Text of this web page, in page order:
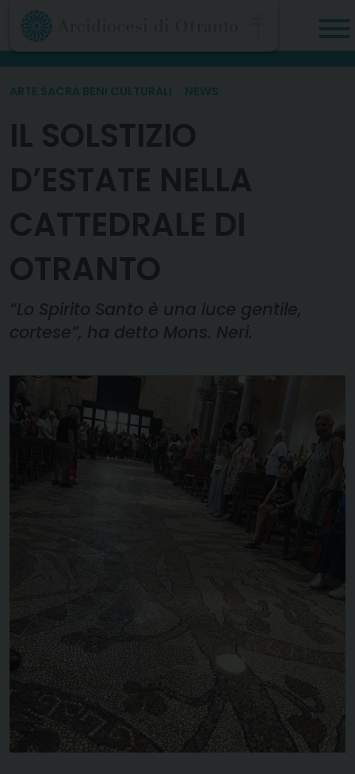
Skip
content
ARTE SACRA BENI CULTURALI NEWS
IL SOLSTIZIO
D’ESTATE NELLA
CATTEDRALE DI
OTRANTO
“Lo Spirito Santo è una luce gentile,
cortese”, ha detto Mons. Neri.